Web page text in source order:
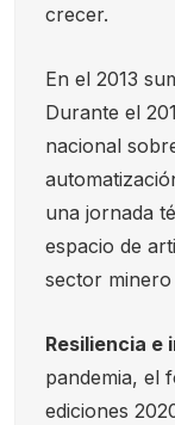
crecer.
En el 2013
Durante el
nacional
una jornada
espacio de
sector
Resiliencia e
pandemia, el
ediciones